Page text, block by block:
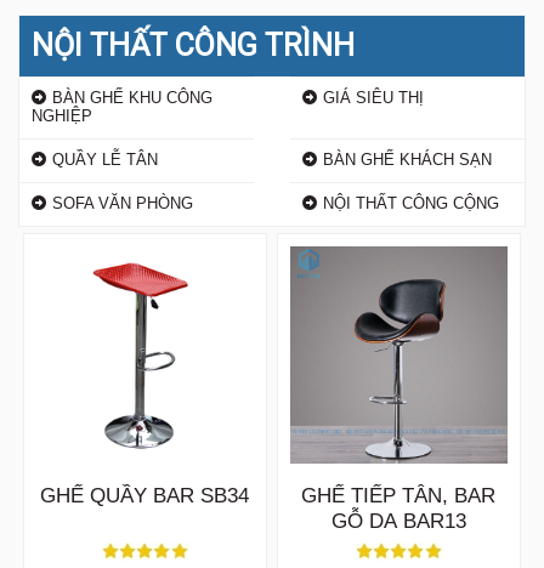
NỘI THẤT CÔNG TRÌNH
BÀN GHẾ KHU CÔNG
NGHIỆP
GIÁ SIÊU THỊ
QUẦY LỄ TÂN BÀN GHẾ KHÁCH SẠN
SOFA VĂN PHÒNG NỘI THẤT CÔNG CỘNG
GHẾ QUẦY BAR SB34
GHẾ TIẾP TÂN, BAR
GỖ DA BAR13